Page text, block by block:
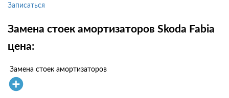
Записаться
Замена стоек амортизаторов Skoda Fabia
цена:
Замена стоек амортизаторов